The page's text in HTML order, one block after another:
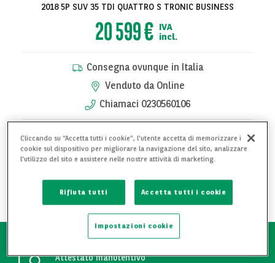
2018 5P SUV 35 TDI QUATTRO S TRONIC BUSINESS
20 599 € IVA
incl.
Consegna ovunque in Italia
Venduto da Online
Chiamaci 0230560106
RICHIEDI PRENOTAZIONE
AGGIUNGI AI PREFERITI
Attestato manutentivo
Cliccando su “Accetta tutti i cookie”, l'utente accetta di memorizzare i
cookie sul dispositivo per migliorare la navigazione del sito, analizzare
l'utilizzo del sito e assistere nelle nostre attività di marketing.
Rifiuta tutti Accetta tutti i cookie
Impostazioni cookie